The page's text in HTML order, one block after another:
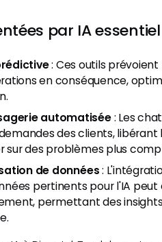
par IA
: Ces outils prévoient
en conséquence,
automatisée: Les
des clients, libérant
sur des problèmes plus
de données:
pertinents pour l'IA
permettant des